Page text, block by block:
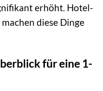
erhöht. Hotel-
diese Dinge
für eine 1-